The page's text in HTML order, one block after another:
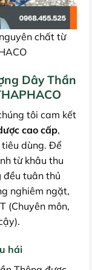
chất từ
Dây Thần
tôi cam kết
cao cấp,
dùng. Để
từ khâu thu
đều tuân thủ
nghiêm ngặt,
(Chuyên môn,
hái